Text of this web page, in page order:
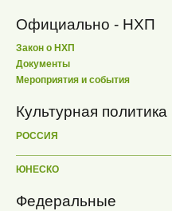
Официально - НХП
Закон о НХП
Документы
Мероприятия и события
Культурная политика
РОССИЯ
ЮНЕСКО
Федеральные